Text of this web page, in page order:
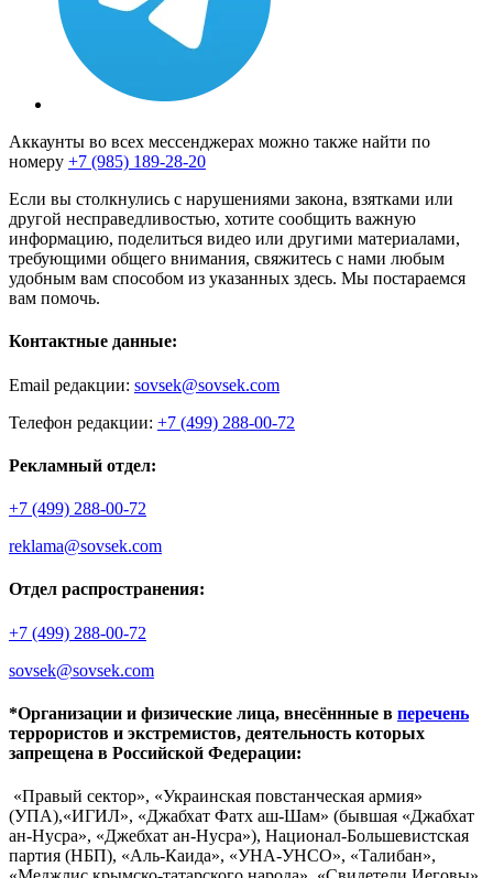
Аккаунты во всех мессенджерах можно также найти по
номеру +7 (985) 189-28-20
Если вы столкнулись с нарушениями закона, взятками или
другой несправедливостью, хотите сообщить важную
информацию, поделиться видео или другими материалами,
требующими общего внимания, свяжитесь с нами любым
удобным вам способом из указанных здесь. Мы постараемся
вам помочь.
Контактные данные:
Email редакции: sovsek@sovsek.com
Телефон редакции: +7 (499) 288-00-72
Рекламный отдел:
+7 (499) 288-00-72
reklama@sovsek.com
Отдел распространения:
+7 (499) 288-00-72
sovsek@sovsek.com
*Организации и физические лица, внесённные в перечень
террористов и экстремистов, деятельность которых
запрещена в Российской Федерации:
«Правый сектор», «Украинская повстанческая армия»
(УПА),«ИГИЛ», «Джабхат Фатх аш-Шам» (бывшая «Джабхат
ан-Нусра», «Джебхат ан-Нусра»), Национал-Большевистская
партия (НБП), «Аль-Каида», «УНА-УНСО», «Талибан»,